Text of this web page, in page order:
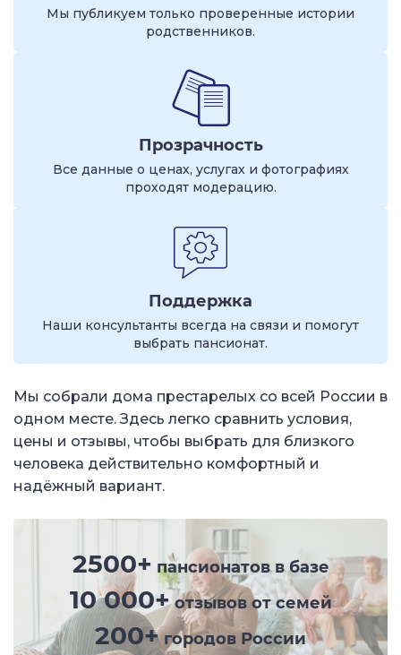
Мы публикуем только проверенные истории
родственников.
Прозрачность
Все данные о ценах, услугах и фотографиях
проходят модерацию.
Поддержка
Наши консультанты всегда на связи и помогут
выбрать пансионат.
Мы собрали дома престарелых со всей России в
одном месте. Здесь легко сравнить условия,
цены и отзывы, чтобы выбрать для близкого
человека действительно комфортный и
надёжный вариант.
2500+ пансионатов в базе
10 000+отзывов от семей
200+городов России